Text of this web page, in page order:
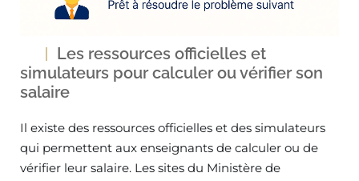
Les ressources officielles et
simulateurs pour calculer ou vérifier son
salaire
Il existe des ressources officielles et des simulateurs
qui permettent aux enseignants de calculer ou de
vérifier leur salaire. Les sites du Ministère de